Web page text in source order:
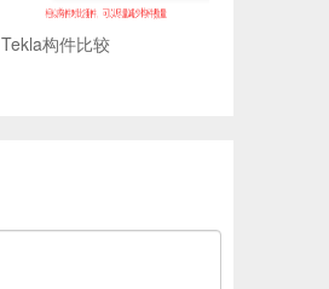
Tekla构件比较